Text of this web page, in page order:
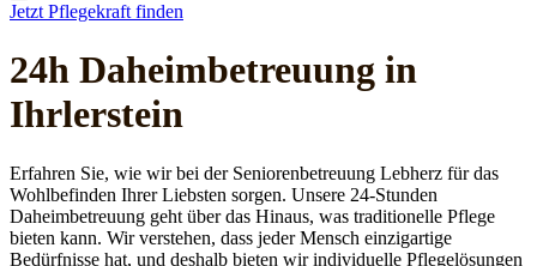
Jetzt Pflegekraft finden
24h Daheim­betreuung in
Ihrlerstein
Erfahren Sie, wie wir bei der Seniorenbetreuung Lebherz für das
Wohlbefinden Ihrer Liebsten sorgen. Unsere 24-Stunden
Daheimbetreuung geht über das Hinaus, was traditionelle Pflege
bieten kann. Wir verstehen, dass jeder Mensch einzigartige
Bedürfnisse hat, und deshalb bieten wir individuelle Pflegelösungen